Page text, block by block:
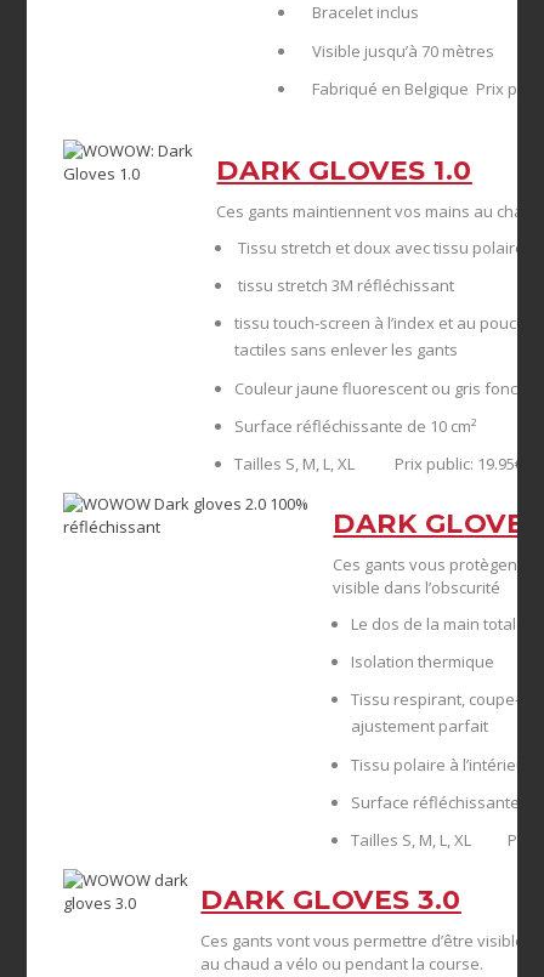
Bracelet inclus
Visible jusqu’à 70 mètres
Fabriqué en Belgique Prix
DARK GLOVES 1.0
Ces gants maintiennent vos mains au
Tissu stretch et doux avec tissu polaire à
tissu stretch 3M réfléchissant
tissu touch-screen à l’index et au pouce
tactiles sans enlever les gants
Couleur jaune fluorescent ou gris foncé
Surface réfléchissante de 10 cm²
Tailles S, M, L, XL Prix public: 19.95€
DARK
Ces gants vous protègent
visible dans l’obscurité
Le dos de la main
Isolation thermique
Tissu respirant, coupe-
ajustement parfait
Tissu polaire à l’intérieur
Surface réfléchissante de
Tailles S, M, L, XL Prix
DARK GLOVES 3.0
Ces gants vont vous permettre d’être visible
au chaud a vélo ou pendant la course.